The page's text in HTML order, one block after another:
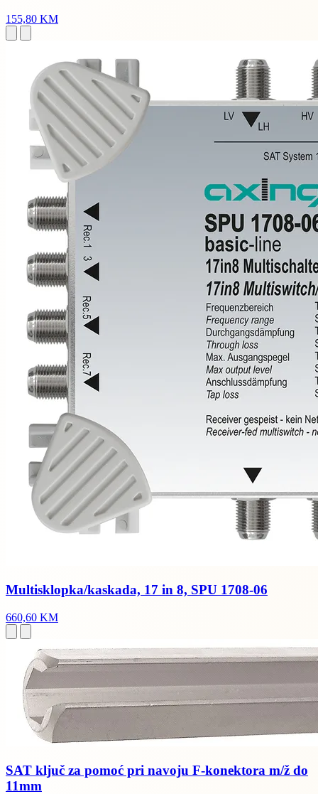
155,80 KM
Multisklopka/kaskada, 17 in 8, SPU 1708-06
660,60 KM
SAT ključ za pomoć pri navoju F-konektora m/ž do
11mm